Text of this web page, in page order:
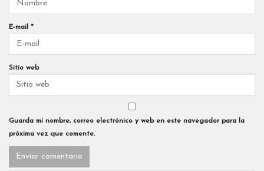
E-mail *
Sitio web
Guarda mi nombre, correo electrónico y web en este navegador para la
próxima vez que comente.